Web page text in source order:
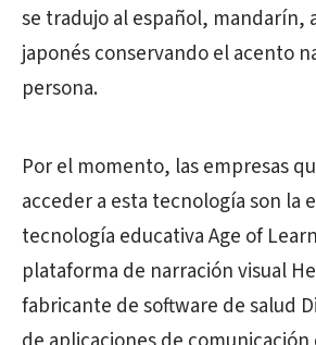
se tradujo al español, mandarín,
japonés conservando el acento
persona.
Por el momento, las empresas
acceder a esta tecnología son la
tecnología educativa Age of
plataforma de narración visual
fabricante de software de salud